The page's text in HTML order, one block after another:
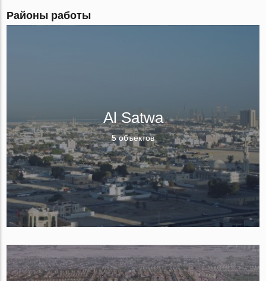
Районы работы
Al Satwa
5 объектов